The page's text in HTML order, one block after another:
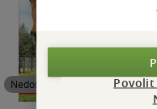
Nedostupné
Povolit